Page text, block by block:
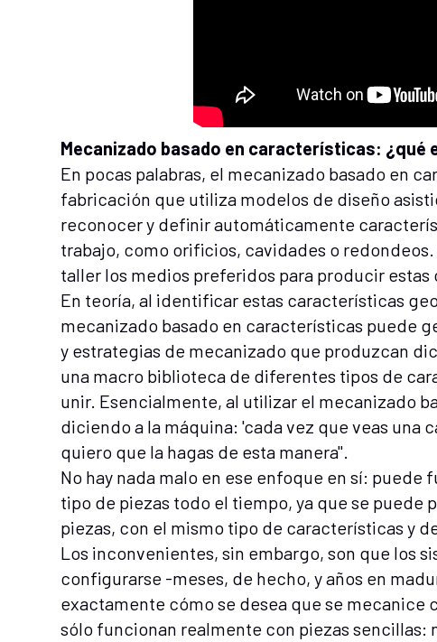
Mecanizado basado en características: ¿qué
En pocas palabras, el mecanizado basado en
fabricación que utiliza modelos de diseño
reconocer y definir automáticamente
trabajo, como orificios, cavidades o
taller los medios preferidos para producir
En teoría, al identificar estas características
mecanizado basado en características puede
y estrategias de mecanizado que produzcan
una macro biblioteca de diferentes tipos de
unir. Esencialmente, al utilizar el mecanizado
diciendo a la máquina: 'cada vez que veas una
quiero que la hagas de esta manera".
No hay nada malo en ese enfoque en sí:
tipo de piezas todo el tiempo, ya que se puede
piezas, con el mismo tipo de características y
Los inconvenientes, sin embargo, son que los
configurarse -meses, de hecho, y años en
exactamente cómo se desea que se mecanice
sólo funcionan realmente con piezas sencillas: